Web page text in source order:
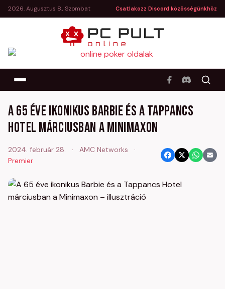
2026. Augusztus 8., Szombat Csatlakozz Discord közösségünkhöz
A 65 éve ikonikus Barbie és a Tappancs
Hotel márciusban a Minimaxon
2024. február 28. · AMC Networks
·
Premier